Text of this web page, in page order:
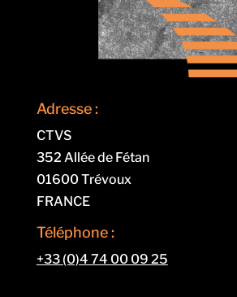
Adresse :
CTVS
352 Allée de Fétan
01600 Trévoux
FRANCE
Téléphone :
+33 (0)4 74 00 09 25